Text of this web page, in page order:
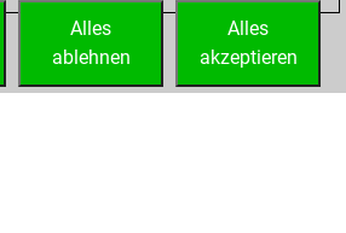
=0 -2 in slow games
Alles
akzeptieren
Alles
ablehnen